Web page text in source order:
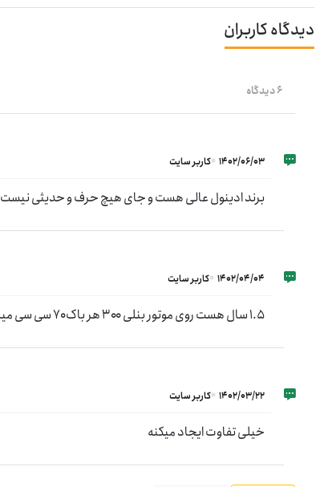
دیدگاه کاربران
6 دیدگاه
1402/06/03 کاربر سایت
برند ادینول عالی هست و جای هیچ حرف و حدیثی نیست
1402/04/04 کاربر سایت
۱.۵ سال هست روی موتور بنلی ۳۰۰ هر باک ۷۰ سی سی میریزم خیلی خوب جواب میده
1402/03/22 کاربر سایت
خیلی تفاوت ایجاد میکنه